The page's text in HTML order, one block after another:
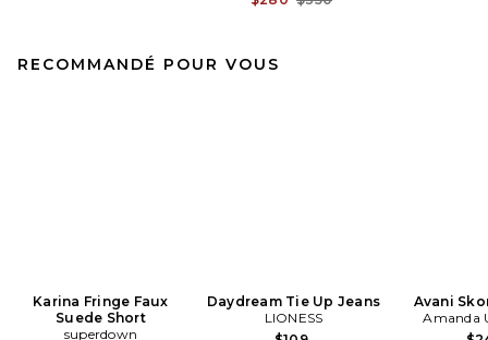
RECOMMANDÉ POUR VOUS
Karina Fringe Faux
Suede Short
superdown
Daydream Tie Up Jeans
LIONESS
Avani
Amanda